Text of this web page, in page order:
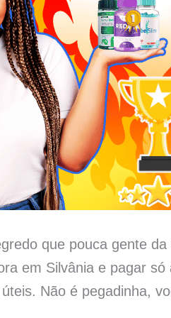
que pouca gente
em Silvânia e pagar
Não é pegadinha,